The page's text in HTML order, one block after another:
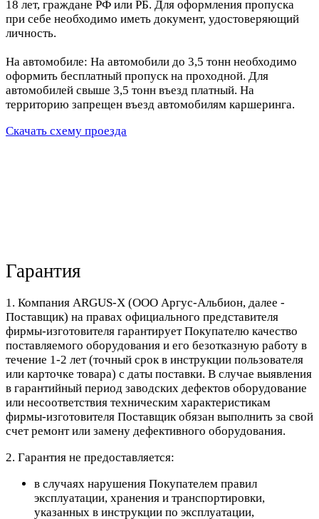
18 лет, граждане РФ или РБ. Для оформления пропуска
при себе необходимо иметь документ, удостоверяющий
личность.
На автомобиле: На автомобили до 3,5 тонн необходимо
оформить бесплатный пропуск на проходной. Для
автомобилей свыше 3,5 тонн въезд платный. На
территорию запрещен въезд автомобилям каршеринга.
Скачать схему проезда
Гарантия
1. Компания ARGUS-X (ООО Аргус-Альбион, далее -
Поставщик) на правах официального представителя
фирмы-изготовителя гарантирует Покупателю качество
поставляемого оборудования и его безотказную работу в
течение 1-2 лет (точный срок в инструкции пользователя
или карточке товара) с даты поставки. В случае выявления
в гарантийный период заводских дефектов оборудование
или несоответствия техническим характеристикам
фирмы-изготовителя Поставщик обязан выполнить за свой
счет ремонт или замену дефективного оборудования.
2. Гарантия не предоставляется:
в случаях нарушения Покупателем правил
эксплуатации, хранения и транспортировки,
указанных в инструкции по эксплуатации,